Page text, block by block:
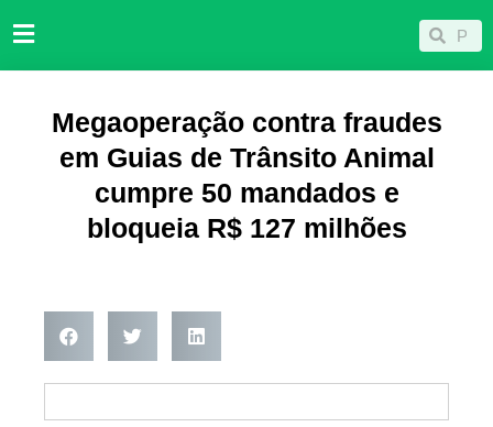
para
Pesquisar
Megaoperação contra fraudes
em Guias de Trânsito Animal
cumpre 50 mandados e
bloqueia R$ 127 milhões